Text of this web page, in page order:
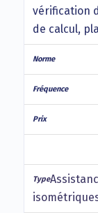
vérification
de calcul,